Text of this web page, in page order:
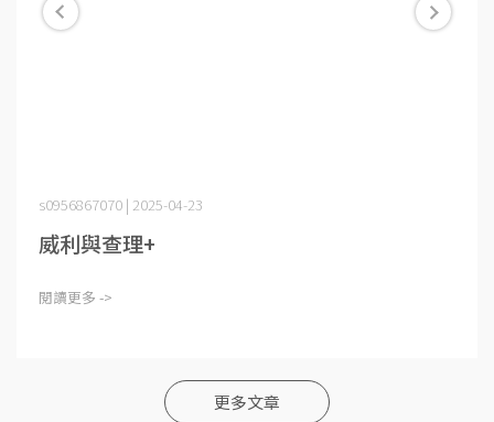
s0956867070 | 2025-04-23
威利與查理+
閱讀更多 ->
更多文章